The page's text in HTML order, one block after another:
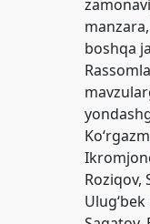
boshqa
Roziqov,